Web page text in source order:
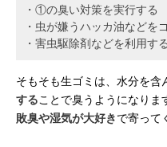
・①の臭い対策を実行する
・虫が嫌うハッカ油などを
・害虫駆除剤などを利用する
そもそも生ゴミは、水分を含
することで臭うようになり
敗臭や湿気が大好きで寄って